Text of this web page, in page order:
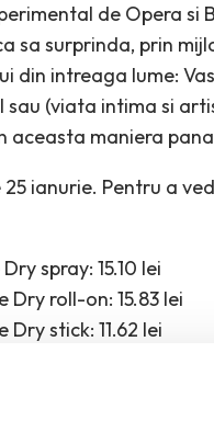
de Opera si
sa surprinda, prin
din intreaga lume:
sau (viata intima si
aceasta maniera
ianurie. Pentru a
spray: 15.10 lei
Dry roll-on: 15.83 lei
stick: 11.62 lei